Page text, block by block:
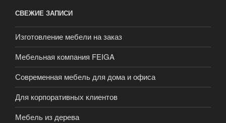
СВЕЖИЕ ЗАПИСИ
Изготовление мебели на заказ
Мебельная компания FEIGA
Современная мебель для дома и офиса
Для корпоративных клиентов
Мебель из дерева